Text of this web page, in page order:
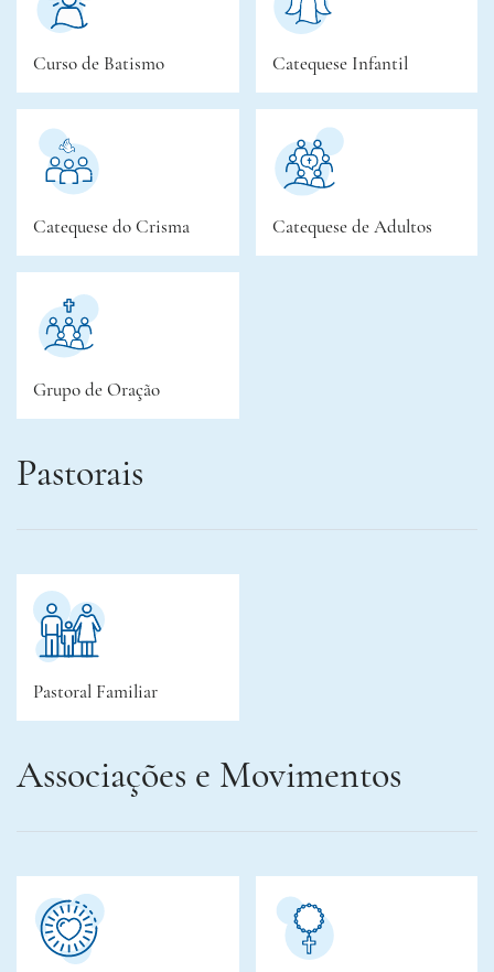
Curso de Batismo Catequese Infantil
Catequese do Crisma Catequese de Adultos
Grupo de Oração
Pastorais
Pastoral Familiar
Associações e Movimentos